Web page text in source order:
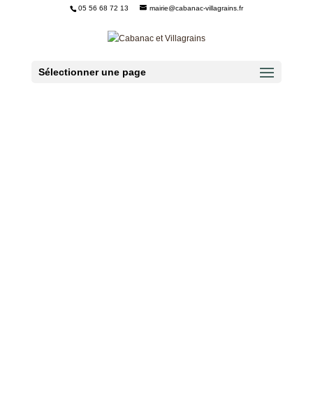
05 56 68 72 13 mairie@cabanac-villagrains.fr
Sélectionner une page